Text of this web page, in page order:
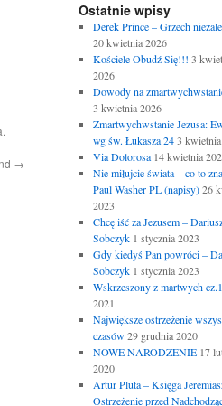
.
→
Ostatnie wpisy
Derek Prince – Grzech
20 kwietnia 2026
Kościele Obudź Się!!! 3
2026
Dowody na
3 kwietnia 2026
Zmartwychwstanie Jezusa:
wg św. Łukasza 24 3
Via Dolorosa 14 kwietnia
Nie miłujcie świata – co to
Paul Washer PL (napisy) 26
2023
Chcę iść za Jezusem –
Sobczyk 1 stycznia 2023
Gdy kiedyś Pan powróci –
Sobczyk 1 stycznia 2023
Wskrzeszony z martwych cz.1
2021
Największe ostrzeżenie
czasów 29 grudnia 2020
NOWE NARODZENIE 17
2020
Artur Pluta – Księga
Ostrzeżenie przed